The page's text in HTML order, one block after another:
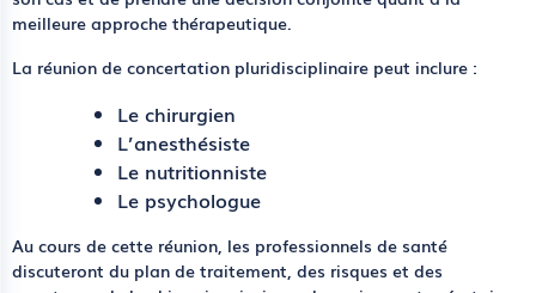
meilleure approche thérapeutique.
La réunion de concertation pluridisciplinaire peut inclure :
Le chirurgien
L’anesthésiste
Le nutritionniste
Le psychologue
Au cours de cette réunion, les professionnels de santé
discuteront du plan de traitement, des risques et des